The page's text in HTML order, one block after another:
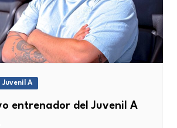
Juvenil A
entrenador del Juvenil A